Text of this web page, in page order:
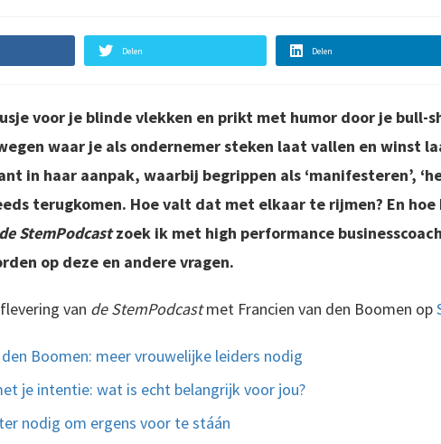
Delen Delen
voor je blinde vlekken en prikt met humor door je bull-
waar je als ondernemer steken laat vallen en winst
in haar aanpak, waarbij begrippen als ‘manifesteren’,
terugkomen. Hoe valt dat met elkaar te rijmen? En
de StemPodcastzoek ik met high performance
op deze en andere vragen.
van de StemPodcastmet Francien van den Boomen op
den Boomen: meer vrouwelijke leiders nodig
je intentie: wat is echt belangrijk voor jou?
nodig om ergens voor te stáán